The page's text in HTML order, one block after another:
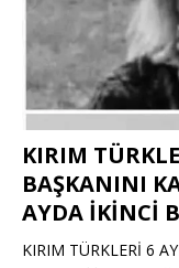
KIRIM
BAŞKANINI
AYDA İKİNCİ
KIRIM TÜRKLERİ 6